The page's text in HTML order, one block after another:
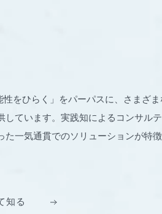
性をひらく」をパーパスに、さまざ
しています。実践知によるコンサル
た一気通貫でのソリューションが特徴
知る